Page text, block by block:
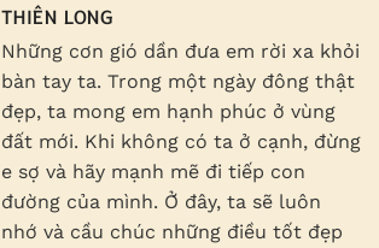
THIÊN LONG
Những cơn gió dần đưa em rời xa khỏi
bàn tay ta. Trong một ngày đông thật
đẹp, ta mong em hạnh phúc ở vùng
đất mới. Khi không có ta ở cạnh, đừng
e sợ và hãy mạnh mẽ đi tiếp con
đường của mình. Ở đây, ta sẽ luôn
nhớ và cầu chúc những điều tốt đẹp